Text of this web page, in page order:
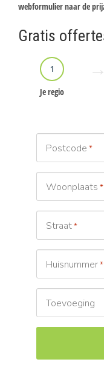
webformulier naar de
Gratis
1
Je regio
Postcode *
Woonplaats *
Straat*
Huisnummer*
Toevoeging